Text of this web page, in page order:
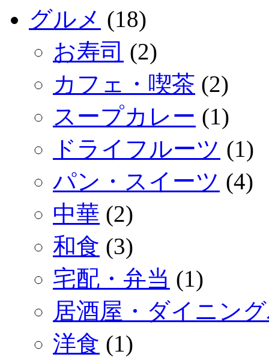
グルメ (18)
お寿司 (2)
カフェ・喫茶 (2)
スープカレー (1)
ドライフルーツ (1)
パン・スイーツ (4)
中華 (2)
和食 (3)
宅配・弁当 (1)
居酒屋・ダイニン
洋食 (1)